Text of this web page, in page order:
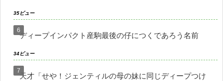
35ビュー
ディープインパクト産駒最後の仔につくであろう名前
34ビュー
天才「せや！ジェンティルの母の妹に同じディープつけ